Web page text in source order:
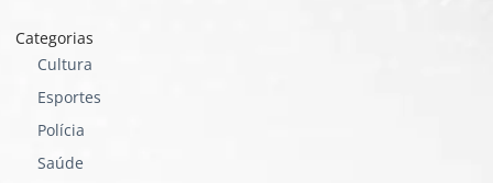
Categorias
Cultura
Esportes
Polícia
Saúde